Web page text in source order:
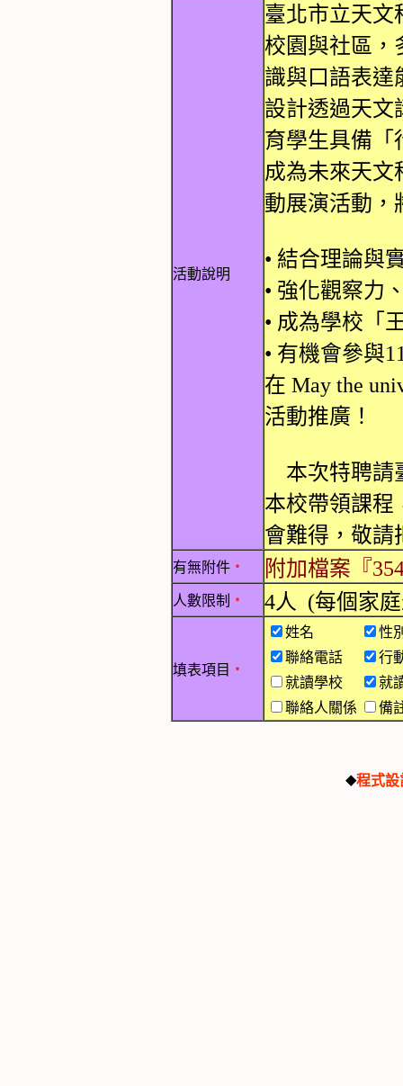
活動說明
臺北市立天文
校園與社區，
識與口語表達
設計透過天文
育學生具備「
成為未來天文
動展演活動，
• 結合理論與
• 強化觀察力
• 成為學校「
• 有機會參與
在 May the
活動推廣！
本次特聘請
本校帶領課程
會難得，敬請
有無附件 ﹡ 附加檔案『
人數限制 ﹡ 4人 (每個家
填表項目 ﹡
姓名
性
聯絡電話
行
就讀學校
就
聯絡人關係
備
◆程式設